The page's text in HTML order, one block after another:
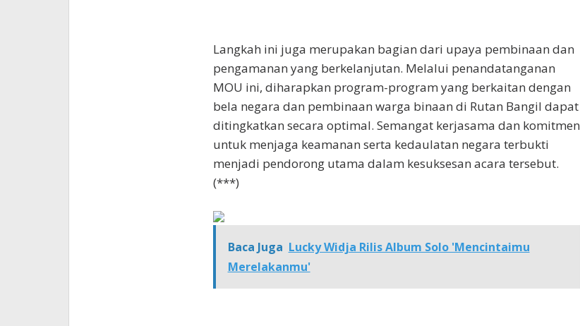
Langkah ini juga merupakan bagian dari upaya pembinaan dan
pengamanan yang berkelanjutan. Melalui penandatanganan
MOU ini, diharapkan program-program yang berkaitan dengan
bela negara dan pembinaan warga binaan di Rutan Bangil dapat
ditingkatkan secara optimal. Semangat kerjasama dan komitmen
untuk menjaga keamanan serta kedaulatan negara terbukti
menjadi pendorong utama dalam kesuksesan acara tersebut.
(***)
Baca Juga Lucky Widja Rilis Album Solo 'Mencintaimu
Merelakanmu'